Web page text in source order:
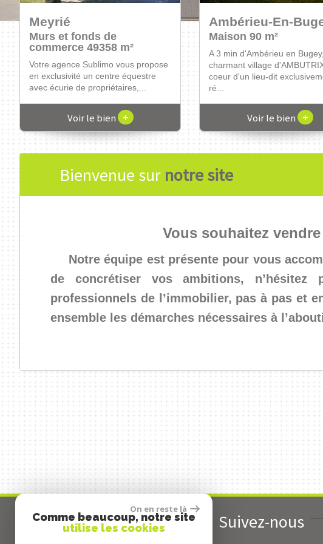
Meyrié
Murs et fonds de
commerce 49358 m²
Votre agence Sublimo vous propose
en exclusivité un centre équestre
avec écurie de propriétaires,...
Voir le bien +
Bourgoin-Jallieu
Garage m²
Votre agence Sublimo vous propose
à la vente ce garage fermé de 17
m², idéalement situé en plein ...
Voir le bien +
Ambérieu-En-
Maison 90 m²
A 3 min d'Ambérieu en Bugey,
charmant village
coeur d'un lieu-dit
ré...
Voir le bien +
Meyrié
Maison 60 m²
Votre agence Sublimo vous
en exclusivité un centre
avec écurie de
Voir le bien +
Bienvenue sur notre site
Vous souhaitez
Notre équipe est présente pour vous
de concrétiser vos ambitions,
professionnels de l’immobilier, pas à pas et
ensemble les démarches nécessaires à
Contactez-nous Suivez-nous
On en reste là
Comme beaucoup, notre site
utilise les cookies